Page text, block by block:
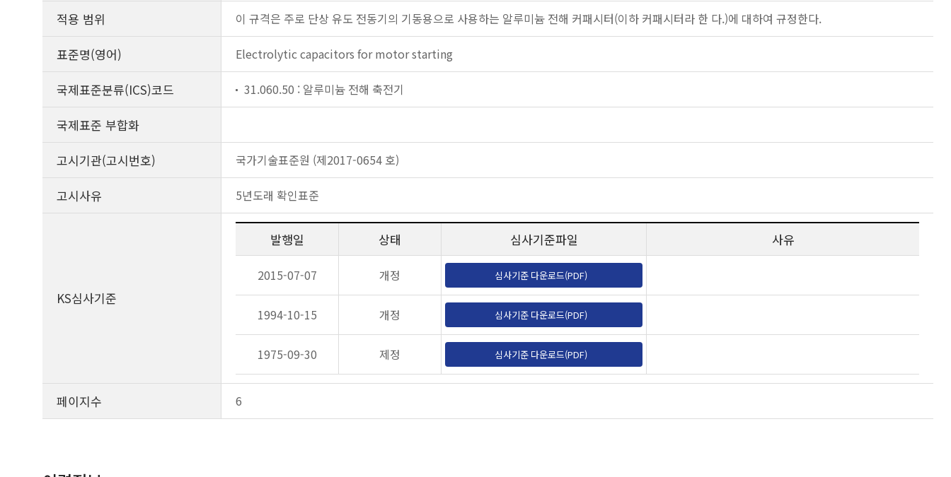
적용 범위 이 규격은 주로 단상 유도 전동기의 기동용으로 사용하는 알루미늄 전해 커패시터(이하 커패시터라 한 다.)에 대하여 규정한다.
표준명(영어) Electrolytic capacitors for motor starting
국제표준분류(ICS)코드 31.060.50 : 알루미늄 전해 축전기
국제표준 부합화
고시기관(고시번호)
국가기술표준원 (제2017-0654 호)
고시사유 5년도래 확인표준
KS심사기준
발행일 상태 심사기준파일 사유
2015-07-07 개정 심사기준 다운로드(PDF)
1994-10-15 개정 심사기준 다운로드(PDF)
1975-09-30 제정 심사기준 다운로드(PDF)
페이지수 6